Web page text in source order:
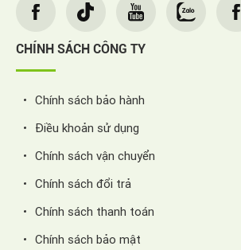
CHÍNH SÁCH CÔNG TY
Chính sách bảo hành
Điều khoản sử dụng
Chính sách vận chuyển
Chính sách đổi trả
Chính sách thanh toán
Chính sách bảo mật